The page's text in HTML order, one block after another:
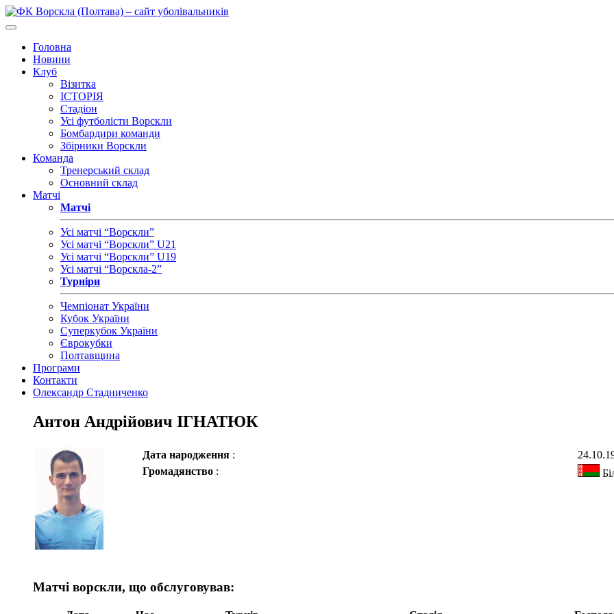
Головна
Новини
Клуб
Візитка
ІСТОРІЯ
Стадіон
Усі футболісти Ворскли
Бомбардири команди
Збірники Ворскли
Команда
Тренерський склад
Основний склад
Матчі
Матчі
Усі матчі “Ворскли”
Усі матчі “Ворскли” U21
Усі матчі “Ворскли” U19
Усі матчі “Ворскла-2”
Турніри
Чемпіонат України
Кубок України
Суперкубок України
Єврокубки
Полтавщина
Програми
Контакти
Олександр Стадниченко
Антон Андрійович ІГНАТЮК
Дата народження :
Громадянство :
Матчі ворскли, що обслуговував: